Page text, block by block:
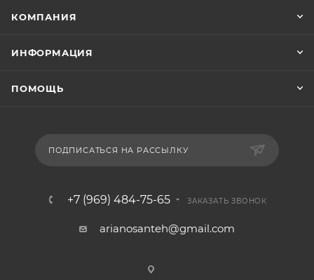
КОМПАНИЯ
ИНФОРМАЦИЯ
ПОМОЩЬ
ПОДПИСАТЬСЯ НА РАССЫЛКУ
+7 (969) 484-75-65 ЗАКАЗАТЬ ЗВОНОК
arianosanteh@gmail.com